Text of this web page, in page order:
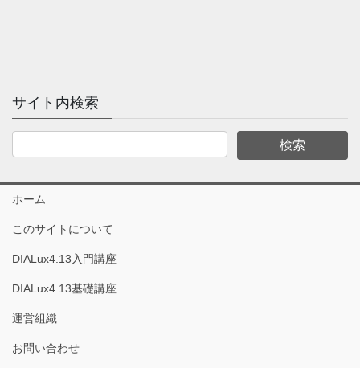
サイト内検索
ホーム
このサイトについて
DIALux4.13入門講座
DIALux4.13基礎講座
運営組織
お問い合わせ